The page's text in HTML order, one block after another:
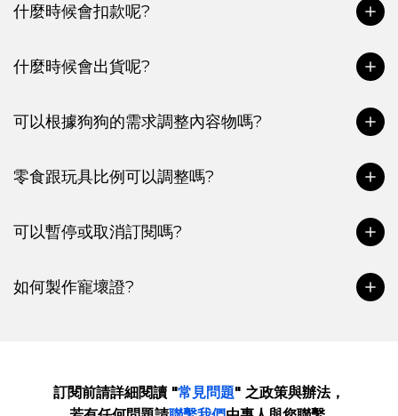
什麼時候會扣款呢?
什麼時候會出貨呢?
可以根據狗狗的需求調整內容物嗎?
零食跟玩具比例可以調整嗎?
可以暫停或取消訂閱嗎?
如何製作寵壞證?
訂閱前請詳細閱讀 "常見問題" 之政策與辦法，